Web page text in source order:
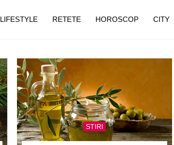
STIRI
LIFESTYLE RETETE HOROSCOP CITY
pe măsură ce înaintezi în vârstă